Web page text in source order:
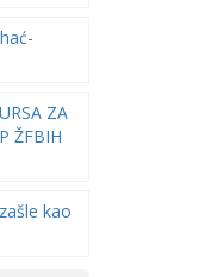
ZA
ŽFBIH
kao